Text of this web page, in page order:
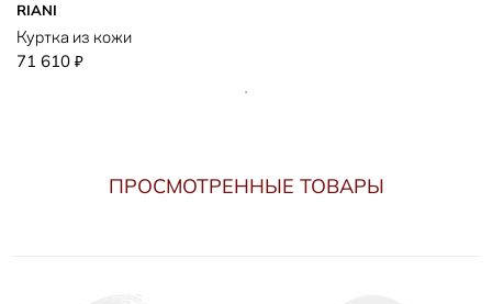
RIANI
Куртка из кожи
71 610 ₽
ПРОСМОТРЕННЫЕ ТОВАРЫ